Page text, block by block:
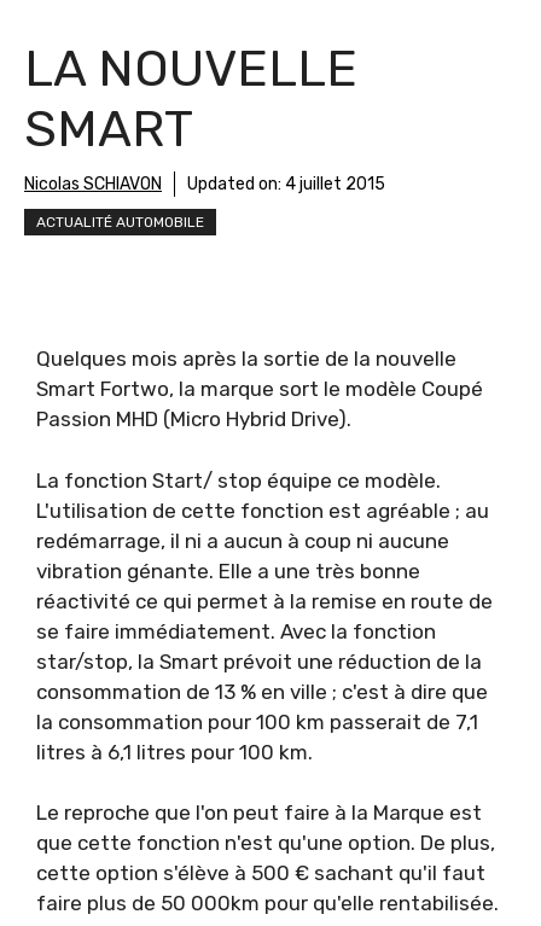
LA NOUVELLE
SMART
Nicolas SCHIAVON Updated on: 4 juillet 2015
ACTUALITÉ AUTOMOBILE
Quelques mois après la sortie de la nouvelle
Smart Fortwo, la marque sort le modèle Coupé
Passion MHD (Micro Hybrid Drive).
La fonction Start/ stop équipe ce modèle.
L'utilisation de cette fonction est agréable ; au
redémarrage, il ni a aucun à coup ni aucune
vibration génante. Elle a une très bonne
réactivité ce qui permet à la remise en route de
se faire immédiatement. Avec la fonction
star/stop, la Smart prévoit une réduction de la
consommation de 13 % en ville ; c'est à dire que
la consommation pour 100 km passerait de 7,1
litres à 6,1 litres pour 100 km.
Le reproche que l'on peut faire à la Marque est
que cette fonction n'est qu'une option. De plus,
cette option s'élève à 500 € sachant qu'il faut
faire plus de 50 000km pour qu'elle rentabilisée.